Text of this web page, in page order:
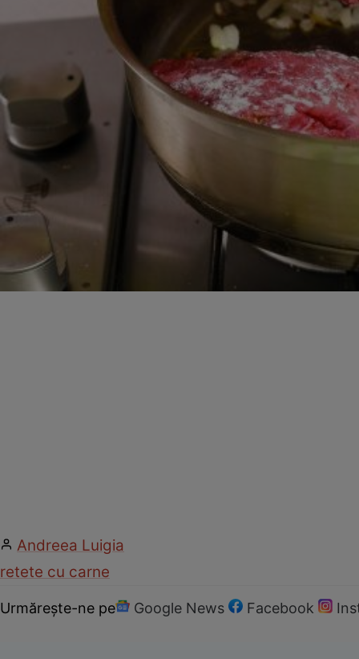
Andreea Luigia
retete cu carne
Urmărește-ne pe Google News Facebook